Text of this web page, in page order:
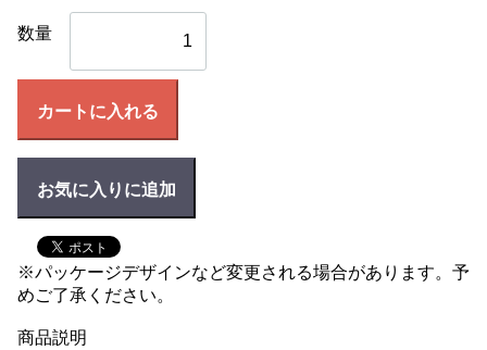
数量
カートに入れる
お気に入りに追加
※パッケージデザインなど変更される場合があります。予
めご了承ください。
商品説明